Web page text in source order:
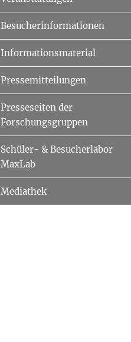
Besucherinformationen
Informationsmaterial
Pressemitteilungen
Presseseiten der
Forschungsgruppen
Schüler- & Besucherlabor
MaxLab
Mediathek